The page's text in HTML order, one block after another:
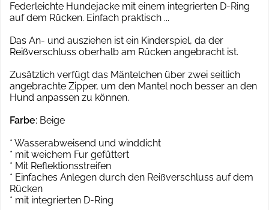
Federleichte Hundejacke mit einem integrierten D-Ring
auf dem Rücken. Einfach praktisch ...
Das An- und ausziehen ist ein Kinderspiel, da der
Reißverschluss oberhalb am Rücken angebracht ist.
Zusätzlich verfügt das Mäntelchen über zwei seitlich
angebrachte Zipper, um den Mantel noch besser an den
Hund anpassen zu können.
Farbe: Beige
* Wasserabweisend und winddicht
* mit weichem Fur gefüttert
* Mit Reflektionsstreifen
* Einfaches Anlegen durch den Reißverschluss auf dem
Rücken
* mit integrierten D-Ring